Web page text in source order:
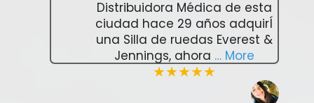
Distribuidora Médica de esta
ciudad hace 29 años adquirÍ
una Silla de ruedas Everest &
Jennings, ahora … More
★★★★★